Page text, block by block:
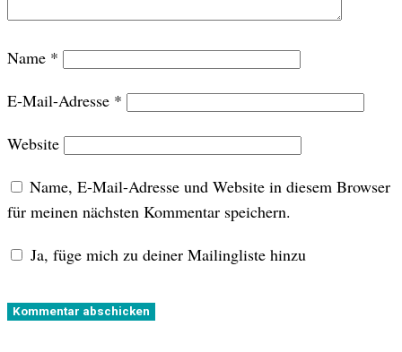
Name *
E-Mail-Adresse *
Website
Name, E-Mail-Adresse und Website in diesem Browser
für meinen nächsten Kommentar speichern.
Ja, füge mich zu deiner Mailingliste hinzu
Kommentar abschicken